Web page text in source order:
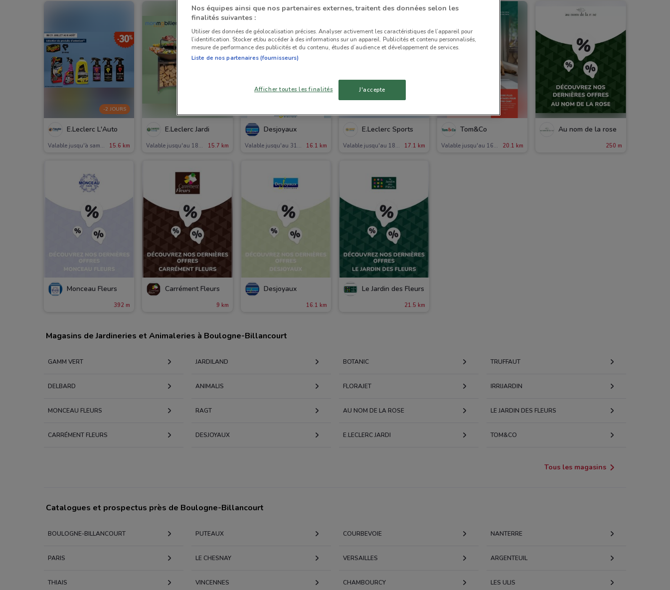
-2 JOURS
E.Leclerc L'Auto
Valable jusqu'à samedi 15.6 km
E.Leclerc Jardi
Valable jusqu'au 18/08 15.7 km
Desjoyaux
Valable jusqu'au 31/12 16.1 km
E.Leclerc Sports
Valable jusqu'au 18/08 17.1 km
Tom&Co
Valable jusqu'au 16/08 20.1 km
Au nom de la rose
250 m
Monceau Fleurs
392 m
Carrément Fleurs
9 km
Desjoyaux
16.1 km
Le Jardin des Fleurs
21.5 km
Magasins de Jardineries et Animaleries à Boulogne-Billancourt
GAMM VERT JARDILAND BOTANIC TRUFFAUT
DELBARD ANIMALIS FLORAJET IRRIJARDIN
MONCEAU FLEURS RAGT AU NOM DE LA ROSE LE JARDIN DES FLEURS
CARRÉMENT FLEURS DESJOYAUX E.LECLERC JARDI TOM&CO
Tous les magasins
Catalogues et prospectus près de Boulogne-Billancourt
BOULOGNE-BILLANCOURT PUTEAUX COURBEVOIE NANTERRE
PARIS LE CHESNAY VERSAILLES ARGENTEUIL
THIAIS VINCENNES CHAMBOURCY LES ULIS
Nos équipes ainsi que nos partenaires externes, traitent des données selon les
finalités suivantes :
Utiliser des données de géolocalisation précises. Analyser activement les caractéristiques de l’appareil pour
l’identification. Stocker et/ou accéder à des informations sur un appareil. Publicités et contenu personnalisés,
mesure de performance des publicités et du contenu, études d’audience et développement de services.
Liste de nos partenaires (fournisseurs)
Afficher toutes les finalités J'accepte